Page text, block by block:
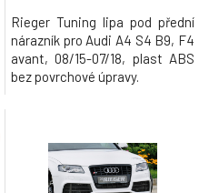
Rieger Tuning lipa pod přední
nárazník pro Audi A4 S4 B9, F4
avant, 08/15-07/18, plast ABS
bez povrchové úpravy.